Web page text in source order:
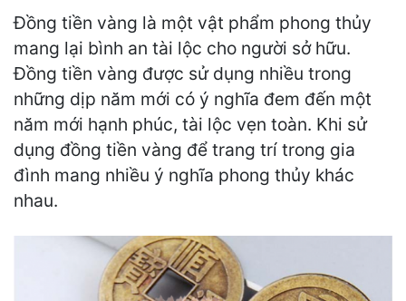
Đồng tiền vàng là một vật phẩm phong thủy
mang lại bình an tài lộc cho người sở hữu.
Đồng tiền vàng được sử dụng nhiều trong
những dịp năm mới có ý nghĩa đem đến một
năm mới hạnh phúc, tài lộc vẹn toàn. Khi sử
dụng đồng tiền vàng để trang trí trong gia
đình mang nhiều ý nghĩa phong thủy khác
nhau.